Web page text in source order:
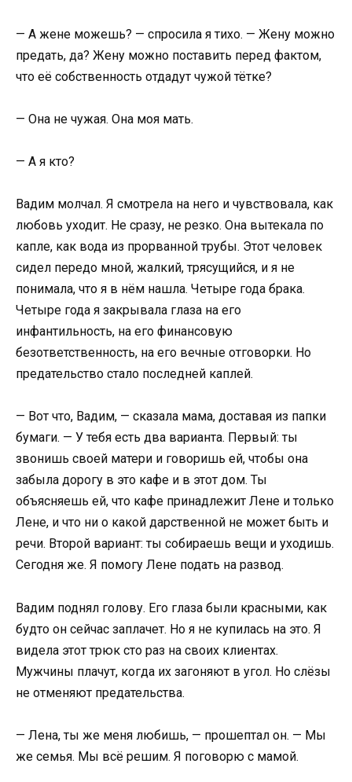
— А жене можешь? — спросила я тихо. — Жену можно
предать, да? Жену можно поставить перед фактом,
что её собственность отдадут чужой тётке?
— Она не чужая. Она моя мать.
— А я кто?
Вадим молчал. Я смотрела на него и чувствовала, как
любовь уходит. Не сразу, не резко. Она вытекала по
капле, как вода из прорванной трубы. Этот человек
сидел передо мной, жалкий, трясущийся, и я не
понимала, что я в нём нашла. Четыре года брака.
Четыре года я закрывала глаза на его
инфантильность, на его финансовую
безответственность, на его вечные отговорки. Но
предательство стало последней каплей.
— Вот что, Вадим, — сказала мама, доставая из папки
бумаги. — У тебя есть два варианта. Первый: ты
звонишь своей матери и говоришь ей, чтобы она
забыла дорогу в это кафе и в этот дом. Ты
объясняешь ей, что кафе принадлежит Лене и только
Лене, и что ни о какой дарственной не может быть и
речи. Второй вариант: ты собираешь вещи и уходишь.
Сегодня же. Я помогу Лене подать на развод.
Вадим поднял голову. Его глаза были красными, как
будто он сейчас заплачет. Но я не купилась на это. Я
видела этот трюк сто раз на своих клиентах.
Мужчины плачут, когда их загоняют в угол. Но слёзы
не отменяют предательства.
— Лена, ты же меня любишь, — прошептал он. — Мы
же семья. Мы всё решим. Я поговорю с мамой.